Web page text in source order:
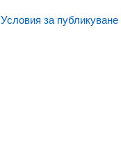
Условия за